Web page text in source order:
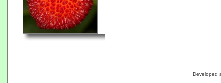
Developed